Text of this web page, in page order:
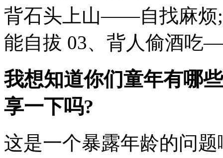
背石头上山——自找麻
能自拔 03、背人偷酒吃
我想知道你们童年有哪
享一下吗?
这是一个暴露年龄的问